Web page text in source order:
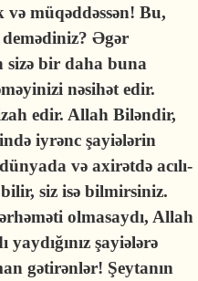
müqəddəssən! Bu,
Əgər
bir daha buna
nəsihət edir.
edir. Allah Biləndir,
iyrənc şayiələrin
və axirətdə acılı-
siz isə bilmirsiniz.
olmasaydı, Allah
şayiələrə
gətirənlər! Şeytanın